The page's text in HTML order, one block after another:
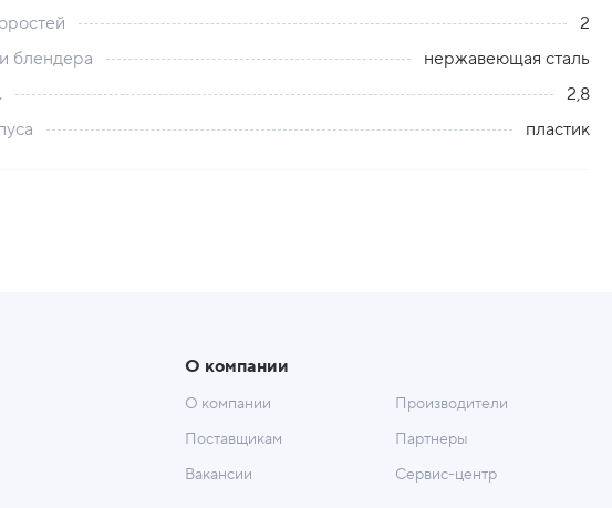
2
блендера
нержавеющая сталь
2,8
пластик
О компании
О компании
Поставщикам
Вакансии
Производители
Партнеры
Сервис-центр